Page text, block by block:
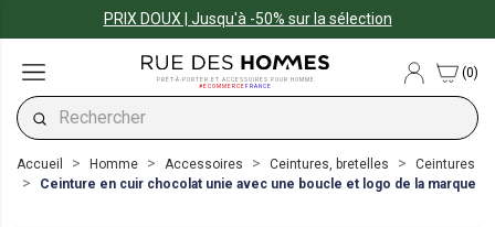
PRIX DOUX | Jusqu'à -50% sur la sélection
PRÊT-À-PORTER ET ACCESSOIRES POUR HOMME
#ECOMMERCEFRANCE
(0)
Accueil Homme Accessoires Ceintures, bretelles
Ceintures
Ceinture en cuir chocolat unie avec une boucle et logo de la marque